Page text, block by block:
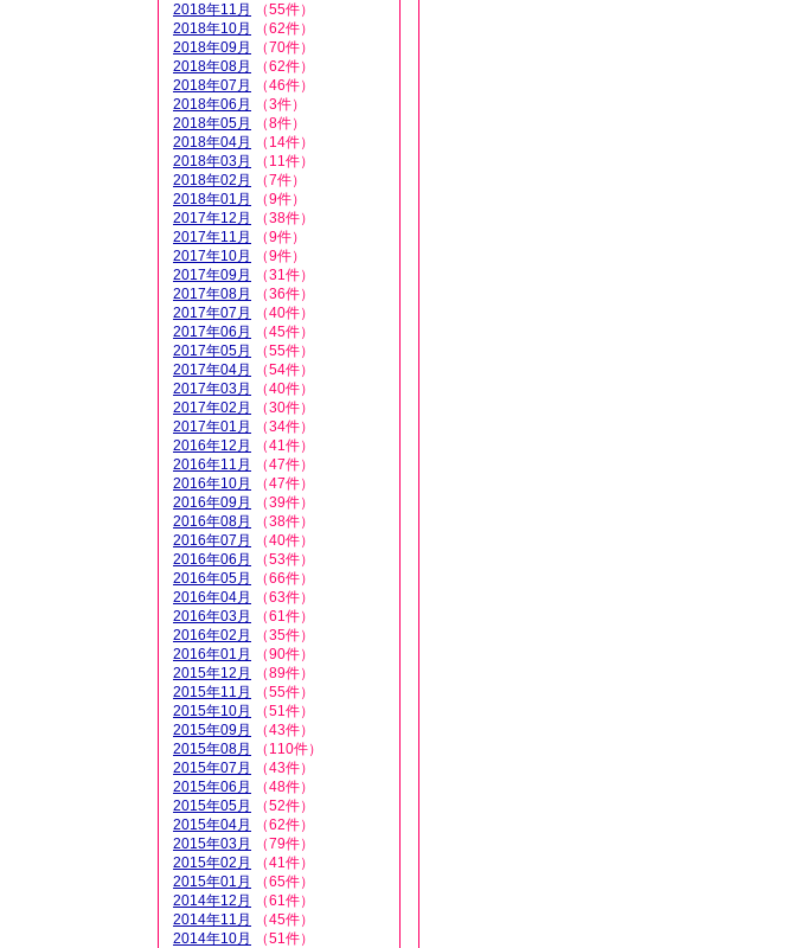
2018年11月
（55件）
2018年10月
（62件）
2018年09月
（70件）
2018年08月
（62件）
2018年07月
（46件）
2018年06月
（3件）
2018年05月
（8件）
2018年04月
（14件）
2018年03月
（11件）
2018年02月
（7件）
2018年01月
（9件）
2017年12月
（38件）
2017年11月
（9件）
2017年10月
（9件）
2017年09月
（31件）
2017年08月
（36件）
2017年07月
（40件）
2017年06月
（45件）
2017年05月
（55件）
2017年04月
（54件）
2017年03月
（40件）
2017年02月
（30件）
2017年01月
（34件）
2016年12月
（41件）
2016年11月
（47件）
2016年10月
（47件）
2016年09月
（39件）
2016年08月
（38件）
2016年07月
（40件）
2016年06月
（53件）
2016年05月
（66件）
2016年04月
（63件）
2016年03月
（61件）
2016年02月
（35件）
2016年01月
（90件）
2015年12月
（89件）
2015年11月
（55件）
2015年10月
（51件）
2015年09月
（43件）
2015年08月
（110件）
2015年07月
（43件）
2015年06月
（48件）
2015年05月
（52件）
2015年04月
（62件）
2015年03月
（79件）
2015年02月
（41件）
2015年01月
（65件）
2014年12月
（61件）
2014年11月
（45件）
2014年10月
（51件）